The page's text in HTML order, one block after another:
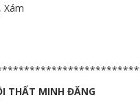
Xám
THẤT MINH ĐĂNG